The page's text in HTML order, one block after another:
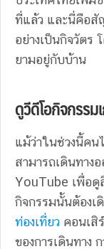
ที่แล้ว และนี่คือสั
อย่างเป็นกิจวัตร
ยามอยู่กับบ้าน
ดูวีดีโอกิจกรร
แม้ว่าในช่วงนี้คน
สามารถเดินทาง
YouTube เพื่อดู
กิจกรรมนั้นต้องเ
ท่องเที่ยว คอนเสิ
ของการเดินทาง